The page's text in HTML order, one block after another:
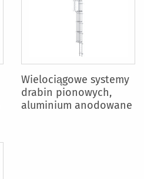
Wielociągowe systemy
drabin pionowych,
aluminium anodowane